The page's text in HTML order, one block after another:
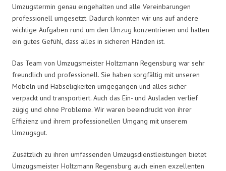
Umzugstermin genau eingehalten und alle Vereinbarungen
professionell umgesetzt. Dadurch konnten wir uns auf andere
wichtige Aufgaben rund um den Umzug konzentrieren und hatten
ein gutes Gefühl, dass alles in sicheren Händen ist.
Das Team von Umzugsmeister Holtzmann Regensburg war sehr
freundlich und professionell. Sie haben sorgfältig mit unseren
Möbeln und Habseligkeiten umgegangen und alles sicher
verpackt und transportiert. Auch das Ein- und Ausladen verlief
zügig und ohne Probleme. Wir waren beeindruckt von ihrer
Effizienz und ihrem professionellen Umgang mit unserem
Umzugsgut.
Zusätzlich zu ihren umfassenden Umzugsdienstleistungen bietet
Umzugsmeister Holtzmann Regensburg auch einen exzellenten